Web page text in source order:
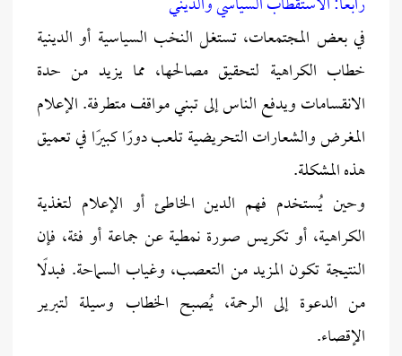
في بعض المجتمعات، تستغل النخب السياسية أو الدينية
خطاب الكراهية لتحقيق مصالحها، مما يزيد من حدة
الانقسامات ويدفع الناس إلى تبني مواقف متطرفة. الإعلام
المغرض والشعارات التحريضية تلعب دورًا كبيرًا في تعميق
هذه المشكلة.
وحين يُستخدم فهم الدين الخاطئ أو الإعلام لتغذية
الكراهية، أو تكريس صورة نمطية عن جماعة أو فئة، فإن
النتيجة تكون المزيد من التعصب، وغياب السماحة. فبدلًا
من الدعوة إلى الرحمة، يُصبح الخطاب وسيلة لتبرير
الإقصاء.